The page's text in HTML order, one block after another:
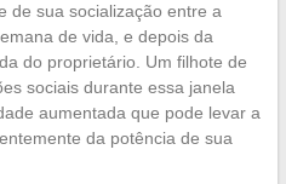
de sua socialização entre a
de vida, e depois da
do proprietário. Um filhote de
sociais durante essa janela
aumentada que pode levar a
da potência de sua